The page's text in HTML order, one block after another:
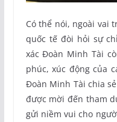
Có thể nói, ngoài vai
quốc tế đòi hỏi sự
xác Đoàn Minh Tài
phúc, xúc động của
Đoàn Minh Tài chia
được mời đến tham
gửi niềm vui cho